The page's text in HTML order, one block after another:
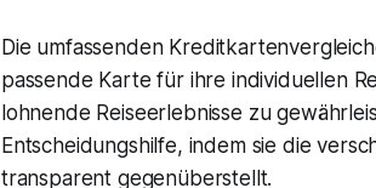
Die umfassenden
passende Karte für ihre individuellen
lohnende Reiseerlebnisse zu
Entscheidungshilfe, indem sie die
transparent gegenüberstellt.